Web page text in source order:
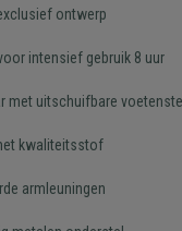
ontwerp
intensief gebruik 8 uur
met uitschuifbare
kwaliteitsstof
armleuningen